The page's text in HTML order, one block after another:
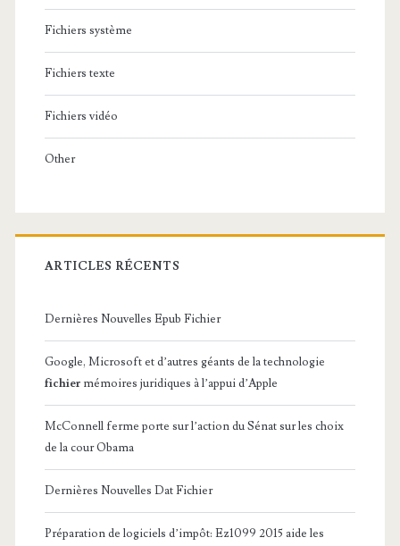
Fichiers système
Fichiers texte
Fichiers vidéo
Other
ARTICLES RÉCENTS
Dernières Nouvelles Epub Fichier
Google, Microsoft et d’autres géants de la technologie
fichier mémoires juridiques à l’appui d’Apple
McConnell ferme porte sur l’action du Sénat sur les choix
de la cour Obama
Dernières Nouvelles Dat Fichier
Préparation de logiciels d’impôt: Ez1099 2015 aide les